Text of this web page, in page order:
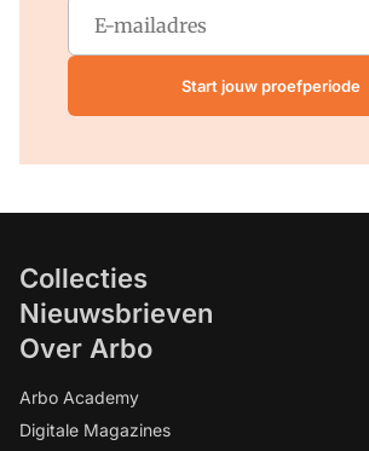
Start jouw proefperiode
Collecties
Nieuwsbrieven
Over Arbo
Arbo Academy
Digitale Magazines